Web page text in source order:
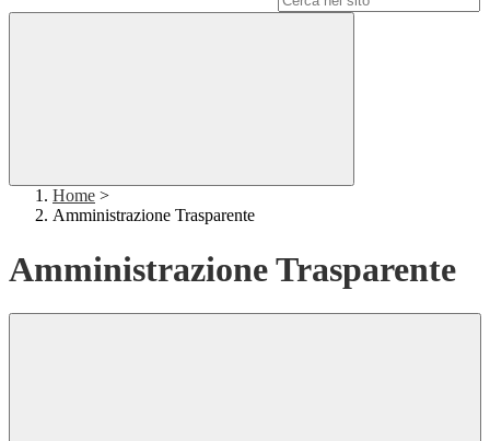
Home >
Amministrazione Trasparente
Amministrazione Trasparente